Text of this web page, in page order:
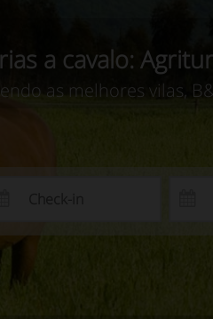
a cavalo:
as melhores vilas,